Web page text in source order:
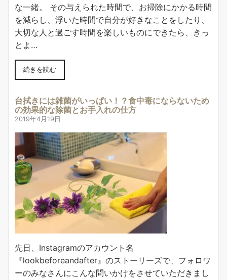
な一緒。 その与えられた時間で、お掃除にかかる時間
を減らし、浮いた時間で自分が好きなことをしたり、
大切な人と過ごす時間を楽しいものにできたら、きっ
とよ…
続きを読む
台拭きには雑菌がいっぱい！？食中毒にならないため
の効果的な除菌とお手入れの仕方
2019年4月19日
先日、Instagramのアカウント名
『lookbeforeandafter』のストーリーズで、フォロワ
ーのみなさんにこんな問いかけをさせていただきまし